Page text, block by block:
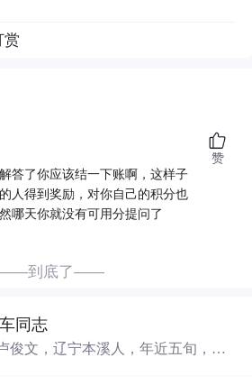
赏
答了你应该结一下账啊，这样子
人得到奖励，对你自己的积分也
哪天你就没有可用分提问了
赞
到底了——
同志
文，辽宁本溪人，年近五旬，现